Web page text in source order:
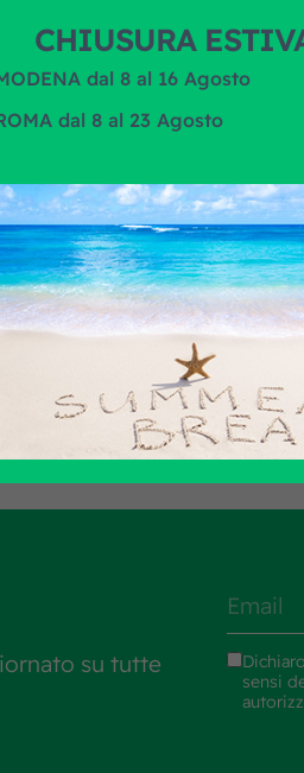
Scopri tutti i prodotti
su tutte
sensi
CHIUSURA
dal 8 al 16 Agosto
dal 8 al 23 Agosto